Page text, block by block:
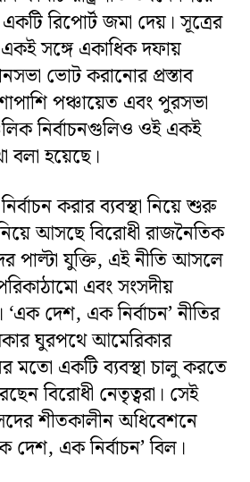
রিপোর্ট জমা দেয়। সূত্রের
সঙ্গে একাধিক দফায়
ভোট করানোর প্রস্তাব
পঞ্চায়েত এবং পুরসভা
নির্বাচনগুলিও ওই একই
হয়েছে।
করার ব্যবস্থা নিয়ে শুরু
আসছে বিরোধী রাজনৈতিক
পাল্টা যুক্তি, এই নীতি আসলে
এবং সংসদীয়
‘এক দেশ, এক নির্বাচন’ নীতির
ঘুরপথে আমেরিকার
মতো একটি ব্যবস্থা চালু করতে
বিরোধী নেতৃত্বরা। সেই
শীতকালীন অধিবেশনে
এক নির্বাচন’ বিল।